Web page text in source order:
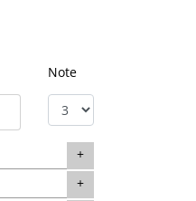
Note